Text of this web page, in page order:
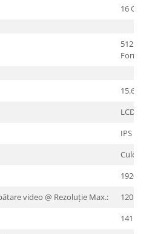
16 GB
512 GB,
Form
15.6"
LCD
IPS
Culoare
video @ Rezoluție Max.:
120 Hz
141 ppi